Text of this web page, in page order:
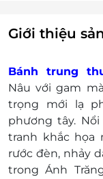
Đơn
Lưu ý: Bánh
khách muốn
2-3 ngày để
cho khách
sẽ ngưng
Điện thoại liên
Giới thiệu
Bánh trung
Nâu với gam
trọng mới lạ
phương tây.
tranh khắc họa
rước đèn, nhảy
trong Ánh